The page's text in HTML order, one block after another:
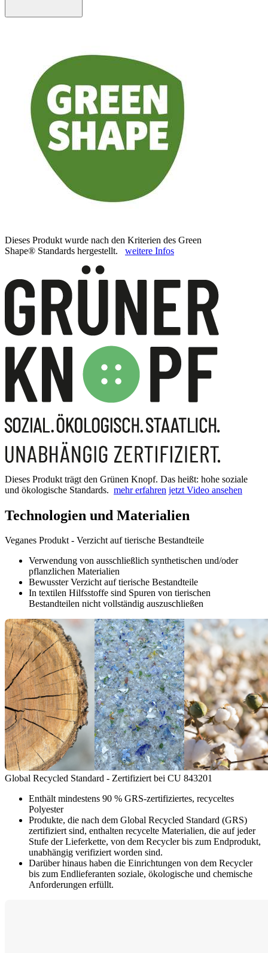
Dieses Produkt wurde nach den Kriterien des Green
Shape® Standards hergestellt. weitere Infos
Dieses Produkt trägt den Grünen Knopf. Das heißt: hohe soziale
und ökologische Standards. mehr erfahren jetzt Video ansehen
Technologien und Materialien
Veganes Produkt - Verzicht auf tierische Bestandteile
Verwendung von ausschließlich synthetischen und/oder
pflanzlichen Materialien
Bewusster Verzicht auf tierische Bestandteile
In textilen Hilfsstoffe sind Spuren von tierischen
Bestandteilen nicht vollständig auszuschließen
Global Recycled Standard - Zertifiziert bei CU 843201
Enthält mindestens 90 % GRS-zertifiziertes, recyceltes
Polyester
Produkte, die nach dem Global Recycled Standard (GRS)
zertifiziert sind, enthalten recycelte Materialien, die auf jeder
Stufe der Lieferkette, von dem Recycler bis zum Endprodukt,
unabhängig verifiziert worden sind.
Darüber hinaus haben die Einrichtungen von dem Recycler
bis zum Endlieferanten soziale, ökologische und chemische
Anforderungen erfüllt.